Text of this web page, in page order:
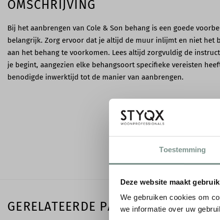
Toestemming
Deze website maakt
We gebruiken cookies om
we informatie over uw
OMSCHRIJVING
Bij het aanbrengen van Cole & Son behang is een goede
belangrijk. Zorg ervoor dat je altijd de muur inlijmt en niet het
aan het behang te voorkomen. Lees altijd zorgvuldig de
je begint, aangezien elke behangsoort specifieke vereisten
benodigde inwerktijd tot de manier van aanbrengen.
GERELATEERDE PAGINA'S